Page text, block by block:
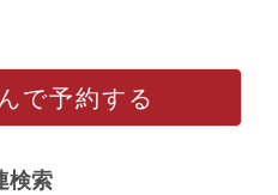
で予約する
検索